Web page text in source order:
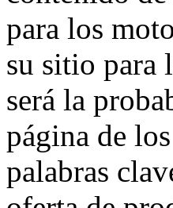
para los
su sitio para
será la
página de
palabras